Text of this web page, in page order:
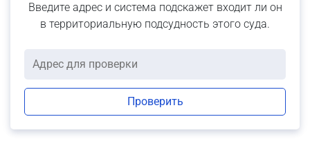
Введите адрес и система подскажет входит ли он
в территориальную подсудность этого суда.
Проверить